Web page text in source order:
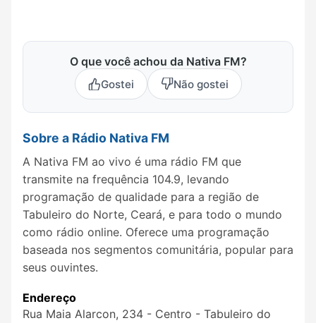
O que você achou da Nativa FM?
Gostei Não gostei
Sobre a Rádio Nativa FM
A Nativa FM ao vivo é uma rádio FM que
transmite na frequência 104.9, levando
programação de qualidade para a região de
Tabuleiro do Norte, Ceará, e para todo o mundo
como rádio online. Oferece uma programação
baseada nos segmentos comunitária, popular para
seus ouvintes.
Endereço
Rua Maia Alarcon, 234 - Centro - Tabuleiro do